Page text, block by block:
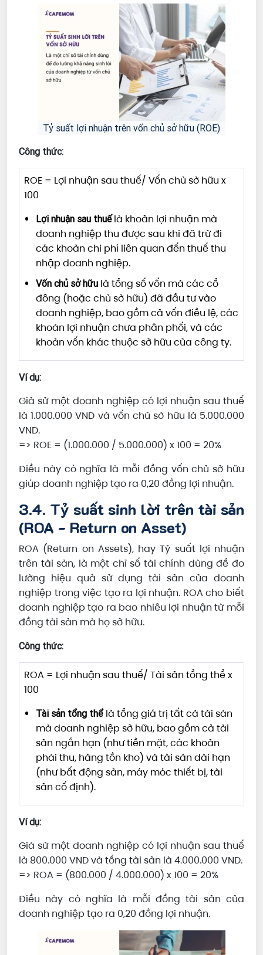
Tỷ suất lợi nhuận trên vốn chủ sở hữu (ROE)
Công thức:
ROE = Lợi nhuận sau thuế/ Vốn chủ sở hữu x
100
Lợi nhuận sau thuếlà khoản lợi nhuận mà
doanh nghiệp thu được sau khi đã trừ đi
các khoản chi phí liên quan đến thuế thu
nhập doanh nghiệp.
Vốn chủ sở hữu là tổng số vốn mà các cổ
đông (hoặc chủ sở hữu) đã đầu tư vào
doanh nghiệp, bao gồm cả vốn điều lệ, các
khoản lợi nhuận chưa phân phối, và các
khoản vốn khác thuộc sở hữu của công ty.
Ví dụ:
Giả sử một doanh nghiệp có lợi nhuận sau thuế
là 1.000.000 VND và vốn chủ sở hữu là 5.000.000
VND.
=> ROE = (1.000.000 / 5.000.000) x 100 = 20%
Điều này có nghĩa là mỗi đồng vốn chủ sở hữu
giúp doanh nghiệp tạo ra 0,20 đồng lợi nhuận.
3.4. Tỷ suất sinh lời trên tài sản
(ROA - Return on Asset)
ROA (Return on Assets), hay Tỷ suất lợi nhuận
trên tài sản, là một chỉ số tài chính dùng để đo
lường hiệu quả sử dụng tài sản của doanh
nghiệp trong việc tạo ra lợi nhuận. ROA cho biết
doanh nghiệp tạo ra bao nhiêu lợi nhuận từ mỗi
đồng tài sản mà họ sở hữu.
Công thức:
ROA = Lợi nhuận sau thuế/ Tài sản tổng thể x
100
Tài sản tổng thểlà tổng giá trị tất cả tài sản
mà doanh nghiệp sở hữu, bao gồm cả tài
sản ngắn hạn (như tiền mặt, các khoản
phải thu, hàng tồn kho) và tài sản dài hạn
(như bất động sản, máy móc thiết bị, tài
sản cố định).
Ví dụ:
Giả sử một doanh nghiệp có lợi nhuận sau thuế
là 800.000 VND và tổng tài sản là 4.000.000 VND.
=> ROA = (800.000 / 4.000.000) x 100 = 20%
Điều này có nghĩa là mỗi đồng tài sản của
doanh nghiệp tạo ra 0,20 đồng lợi nhuận.